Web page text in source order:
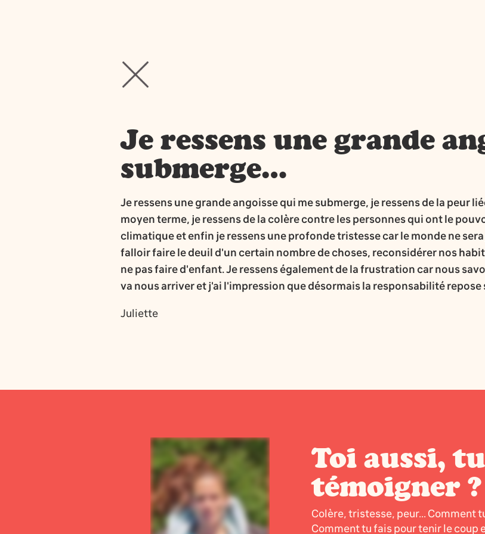
Je ressens une grande
submerge…
Je ressens une grande angoisse qui me submerge, je ressens de la peur
moyen terme, je ressens de la colère contre les personnes qui ont le
climatique et enfin je ressens une profonde tristesse car le monde ne
falloir faire le deuil d'un certain nombre de choses, reconsidérer nos
ne pas faire d'enfant. Je ressens également de la frustration car nous
va nous arriver et j'ai l'impression que désormais la responsabilité repose
Juliette
Toi aussi,
témoigner ?
Colère, tristesse, peur... Comment
Comment tu fais pour tenir le coup